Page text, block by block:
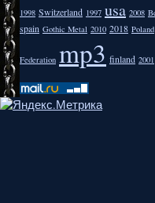
1998 Switzerland 1997 usa 2008
spain Gothic Metal 2010 2018 Poland
Federation mp3 finland 2001